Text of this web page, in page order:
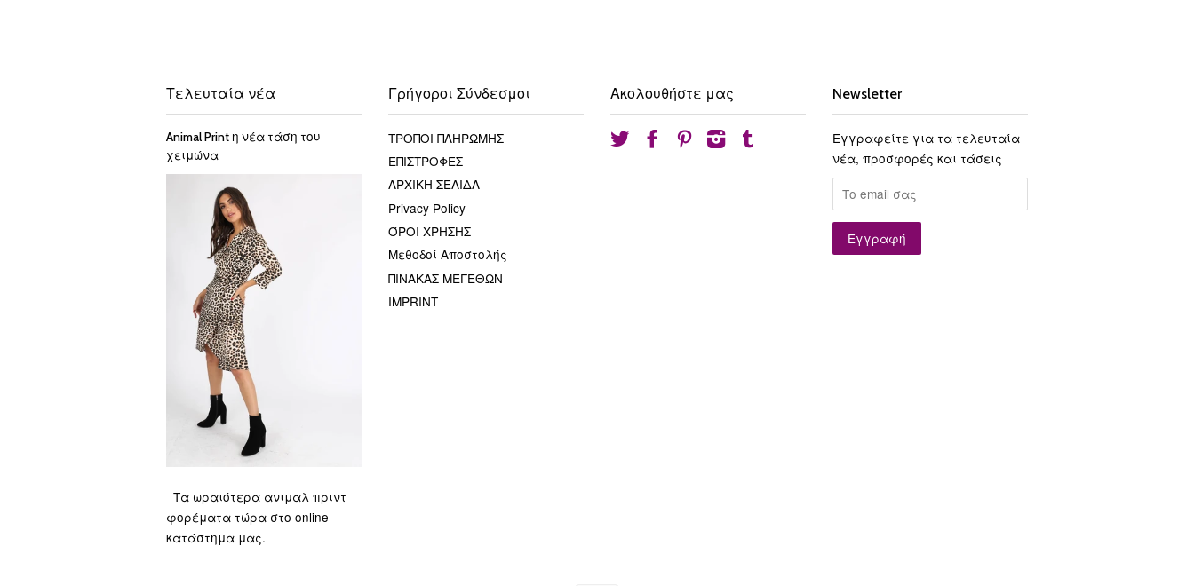
Τελευταία νέα
Animal Print η νέα τάση του
χειμώνα
Τα ωραιότερα ανιμαλ πριντ
φορέματα τώρα στο online
κατάστημα μας.
Γρήγοροι Σύνδεσμοι
ΤΡΟΠΟΙ ΠΛΗΡΩΜΗΣ
ΕΠΙΣΤΡΟΦΕΣ
ΑΡΧΙΚΗ ΣΕΛΙΔΑ
Privacy Policy
ΌΡΟΙ ΧΡΗΣΗΣ
Μεθοδοί Αποστολής
ΠΙΝΑΚΑΣ ΜΕΓΕΘΩΝ
IMPRINT
Ακολουθήστε μας
Twitter FacebookPinterestInstagram
Newsletter
Εγγραφείτε για τα τελευταία
νέα, προσφορές και τάσεις